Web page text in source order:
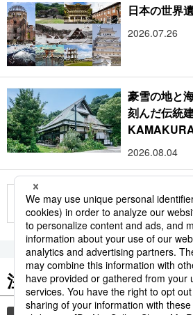
日本の世界
2026.07.26
豪雪の地と
刻んだ伝統
2026.08.04
もっと見る
注目のキーワード